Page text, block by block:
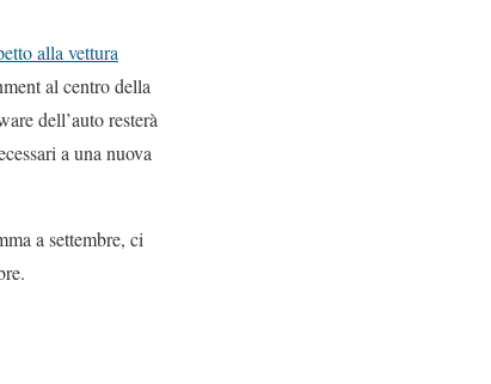
alla vettura
al centro della
dell’auto resterà
a una nuova
a settembre, ci